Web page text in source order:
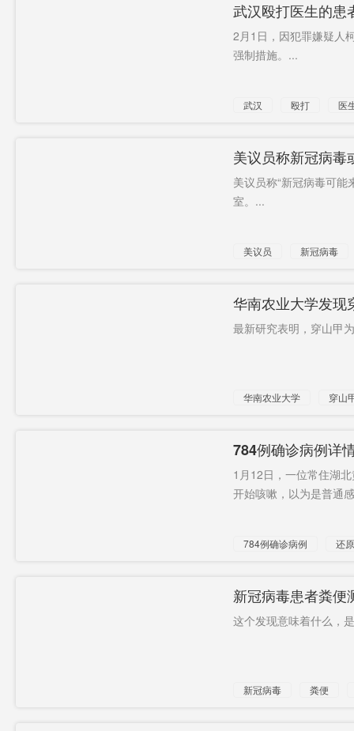
武汉殴打医生的患
2月1日，因犯罪嫌疑人
强制措施。...
武汉 殴打
医
美议员称新冠病毒
美议员称“新冠病毒可
室。...
美议员 新冠病毒
华南农业大学发现
最新研究表明，穿山甲
华南农业大学 穿山
784例确诊病例详
1月12日，一位常住湖
开始咳嗽，以为是普通
784例确诊病例 还原
新冠病毒患者粪便
这个发现意味着什么，
新冠病毒 粪便